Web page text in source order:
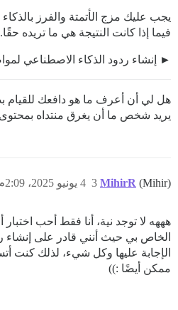
يجب عليك مزج الأتمتة والفرز
فيما إذا كانت النتيجة هي ما تريده حقًا.
إنشاء ردود الذكاء الاصطناعي
هل لي أن أعرف ما هو دافعك للقيام
يريد شخص ما أن يغرق منتداه
MihirR (Mihir) 4 يونيو 2025، 2:09م 3
هههه لا توجد نية، أنا فقط أحب
الخاص بي حيث أنني قادر على إنشاء
الإجابة عليها وكل شيء، لذلك كنت
ممكن أيضًا :))